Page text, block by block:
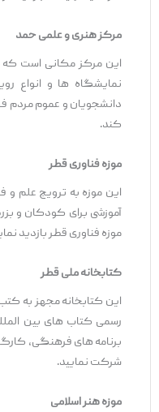
مرکز هنری و علمی حمد
این مرکز مکانی است که
نمایشگاه ‌ها و انواع
دانشجویان و عموم مردم
‌کند.
موزه فناوری قطر
این موزه به ترویج علم و
آموزشی برای کودکان و
موزه فناوری قطر بازدید
کتابخانه ملی قطر
این کتابخانه مجهز به
رسمی کتاب های بین
برنامه ‌های فرهنگی،
شرکت نمایید.
موزه هنر اسلامی